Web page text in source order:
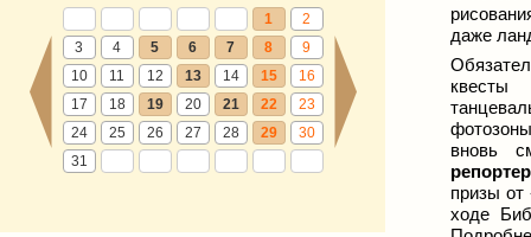
1
2
3
4 5 6 7 8
9
10
11 12 13 14 15
16
17
18 19 20 21 22
23
24
25 26 27 28 29
30
31
даже
квесты
вновь
призы от
ходе